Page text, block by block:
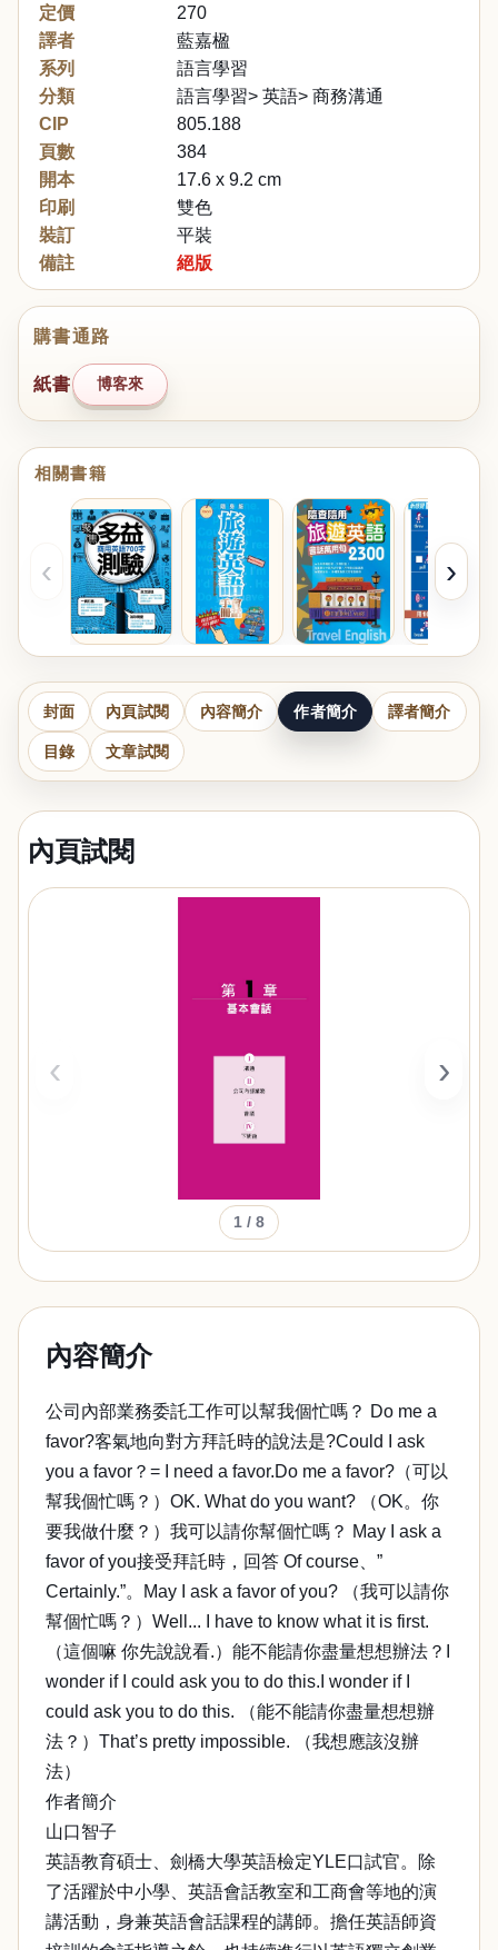
定價
270
譯者
藍嘉楹
系列
語言學習
分類
語言學習> 英語> 商務溝通
CIP
805.188
頁數
384
開本
17.6 x 9.2 cm
印刷
雙色
裝訂
平裝
備註
絕版
購書通路
紙書 博客來
相關書籍
‹ ›
封面 內頁試閱 內容簡介 作者簡介 譯者簡介
目錄 文章試閱
內頁試閱
‹ ›
1 / 8
內容簡介
公司內部業務委託工作可以幫我個忙嗎？ Do me a
favor?客氣地向對方拜託時的說法是?Could I ask
you a favor？= I need a favor.Do me a favor?（可以
幫我個忙嗎？）OK. What do you want? （OK。你
要我做什麼？）我可以請你幫個忙嗎？ May I ask a
favor of you接受拜託時，回答 Of course、”
Certainly.”。May I ask a favor of you? （我可以請你
幫個忙嗎？）Well... I have to know what it is first.
（這個嘛 你先說說看.）能不能請你盡量想想辦法？I
wonder if I could ask you to do this.I wonder if I
could ask you to do this. （能不能請你盡量想想辦
法？）That’s pretty impossible. （我想應該沒辦
法）
作者簡介
山口智子
英語教育碩士、劍橋大學英語檢定YLE口試官。除
了活躍於中小學、英語會話教室和工商會等地的演
講活動，身兼英語會話課程的講師。擔任英語師資